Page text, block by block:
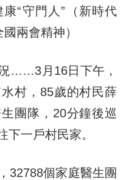
“守門人”（新時代
兩會精神）
……3月16日下午，
村，85歲的村民薛
團隊，20分鐘後巡
下一戶村民家。
個家庭醫生團